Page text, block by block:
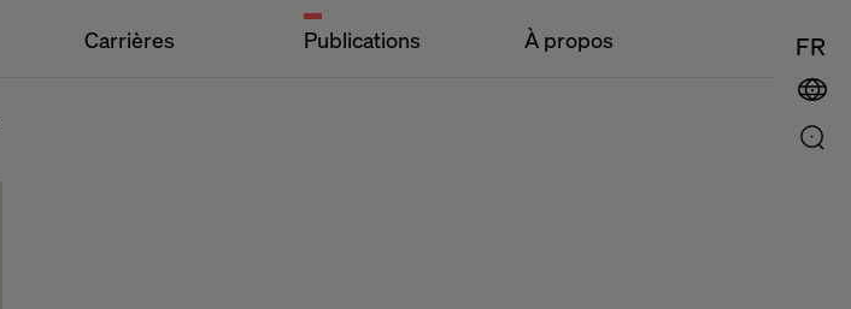
Carrières Publications À propos FR